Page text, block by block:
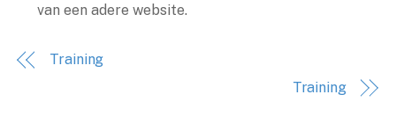
van een adere website.
Training
Training